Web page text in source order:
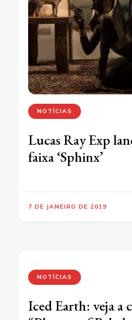
NOTÍCIAS
Lucas Ray Exp
faixa ‘Sphinx’
7 DE JANEIRO DE 2019
NOTÍCIAS
Iced Earth: veja a